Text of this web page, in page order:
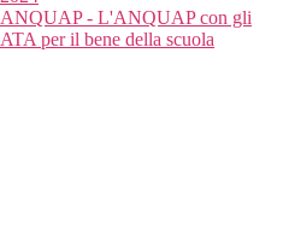
ANQUAP - L'ANQUAP con gli
ATA per il bene della scuola